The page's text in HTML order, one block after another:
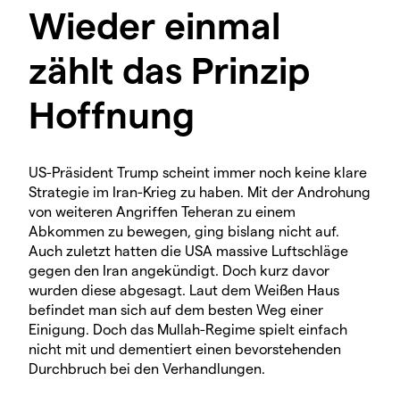
Wieder einmal
zählt das Prinzip
Hoffnung
US-Präsident Trump scheint immer noch keine klare
Strategie im Iran-Krieg zu haben. Mit der Androhung
von weiteren Angriffen Teheran zu einem
Abkommen zu bewegen, ging bislang nicht auf.
Auch zuletzt hatten die USA massive Luftschläge
gegen den Iran angekündigt. Doch kurz davor
wurden diese abgesagt. Laut dem Weißen Haus
befindet man sich auf dem besten Weg einer
Einigung. Doch das Mullah-Regime spielt einfach
nicht mit und dementiert einen bevorstehenden
Durchbruch bei den Verhandlungen.